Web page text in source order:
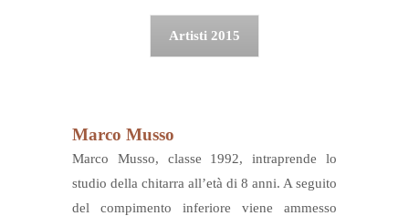
Artisti 2015
Marco Musso
Marco Musso, classe 1992, intraprende lo
studio della chitarra all’età di 8 anni. A seguito
del compimento inferiore viene ammesso